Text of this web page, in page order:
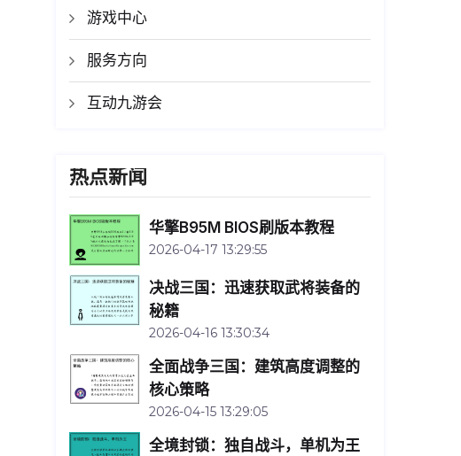
游戏中心
服务方向
互动九游会
热点新闻
华擎B95M BIOS刷版本教程
2026-04-17 13:29:55
决战三国：迅速获取武将装备的
秘籍
2026-04-16 13:30:34
全面战争三国：建筑高度调整的
核心策略
2026-04-15 13:29:05
全境封锁：独自战斗，单机为王